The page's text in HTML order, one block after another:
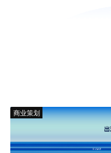
商业策划